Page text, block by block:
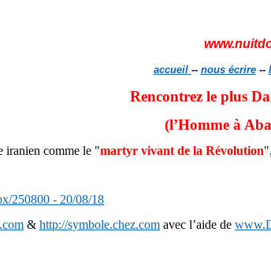
accueil -- nous écrire--
Rencontrez le plus
(l’Hommeà
iranien comme le "martyr vivant de la Révolution
250800 - 20/08/18
& http://symbole.chez.com avec l’aide de